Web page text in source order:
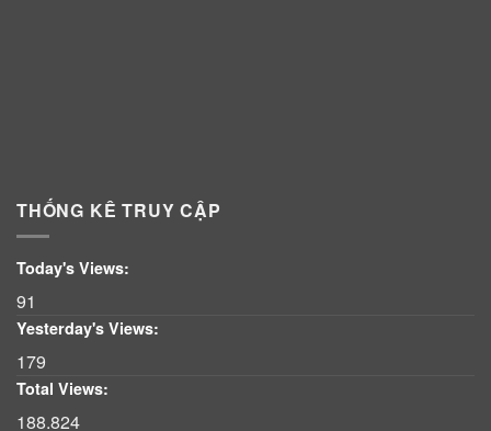
THỐNG KÊ TRUY CẬP
Today's Views:
91
Yesterday's Views:
179
Total Views:
188.824